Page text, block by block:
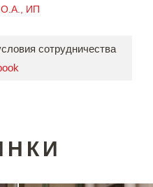
О.А., ИП
сотрудничества